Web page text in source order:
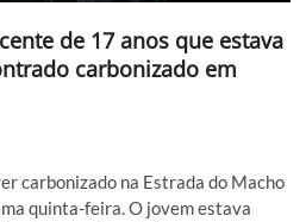
de 17 anos que estava
carbonizado em
carbonizado na Estrada do Macho
quinta-feira. O jovem estava